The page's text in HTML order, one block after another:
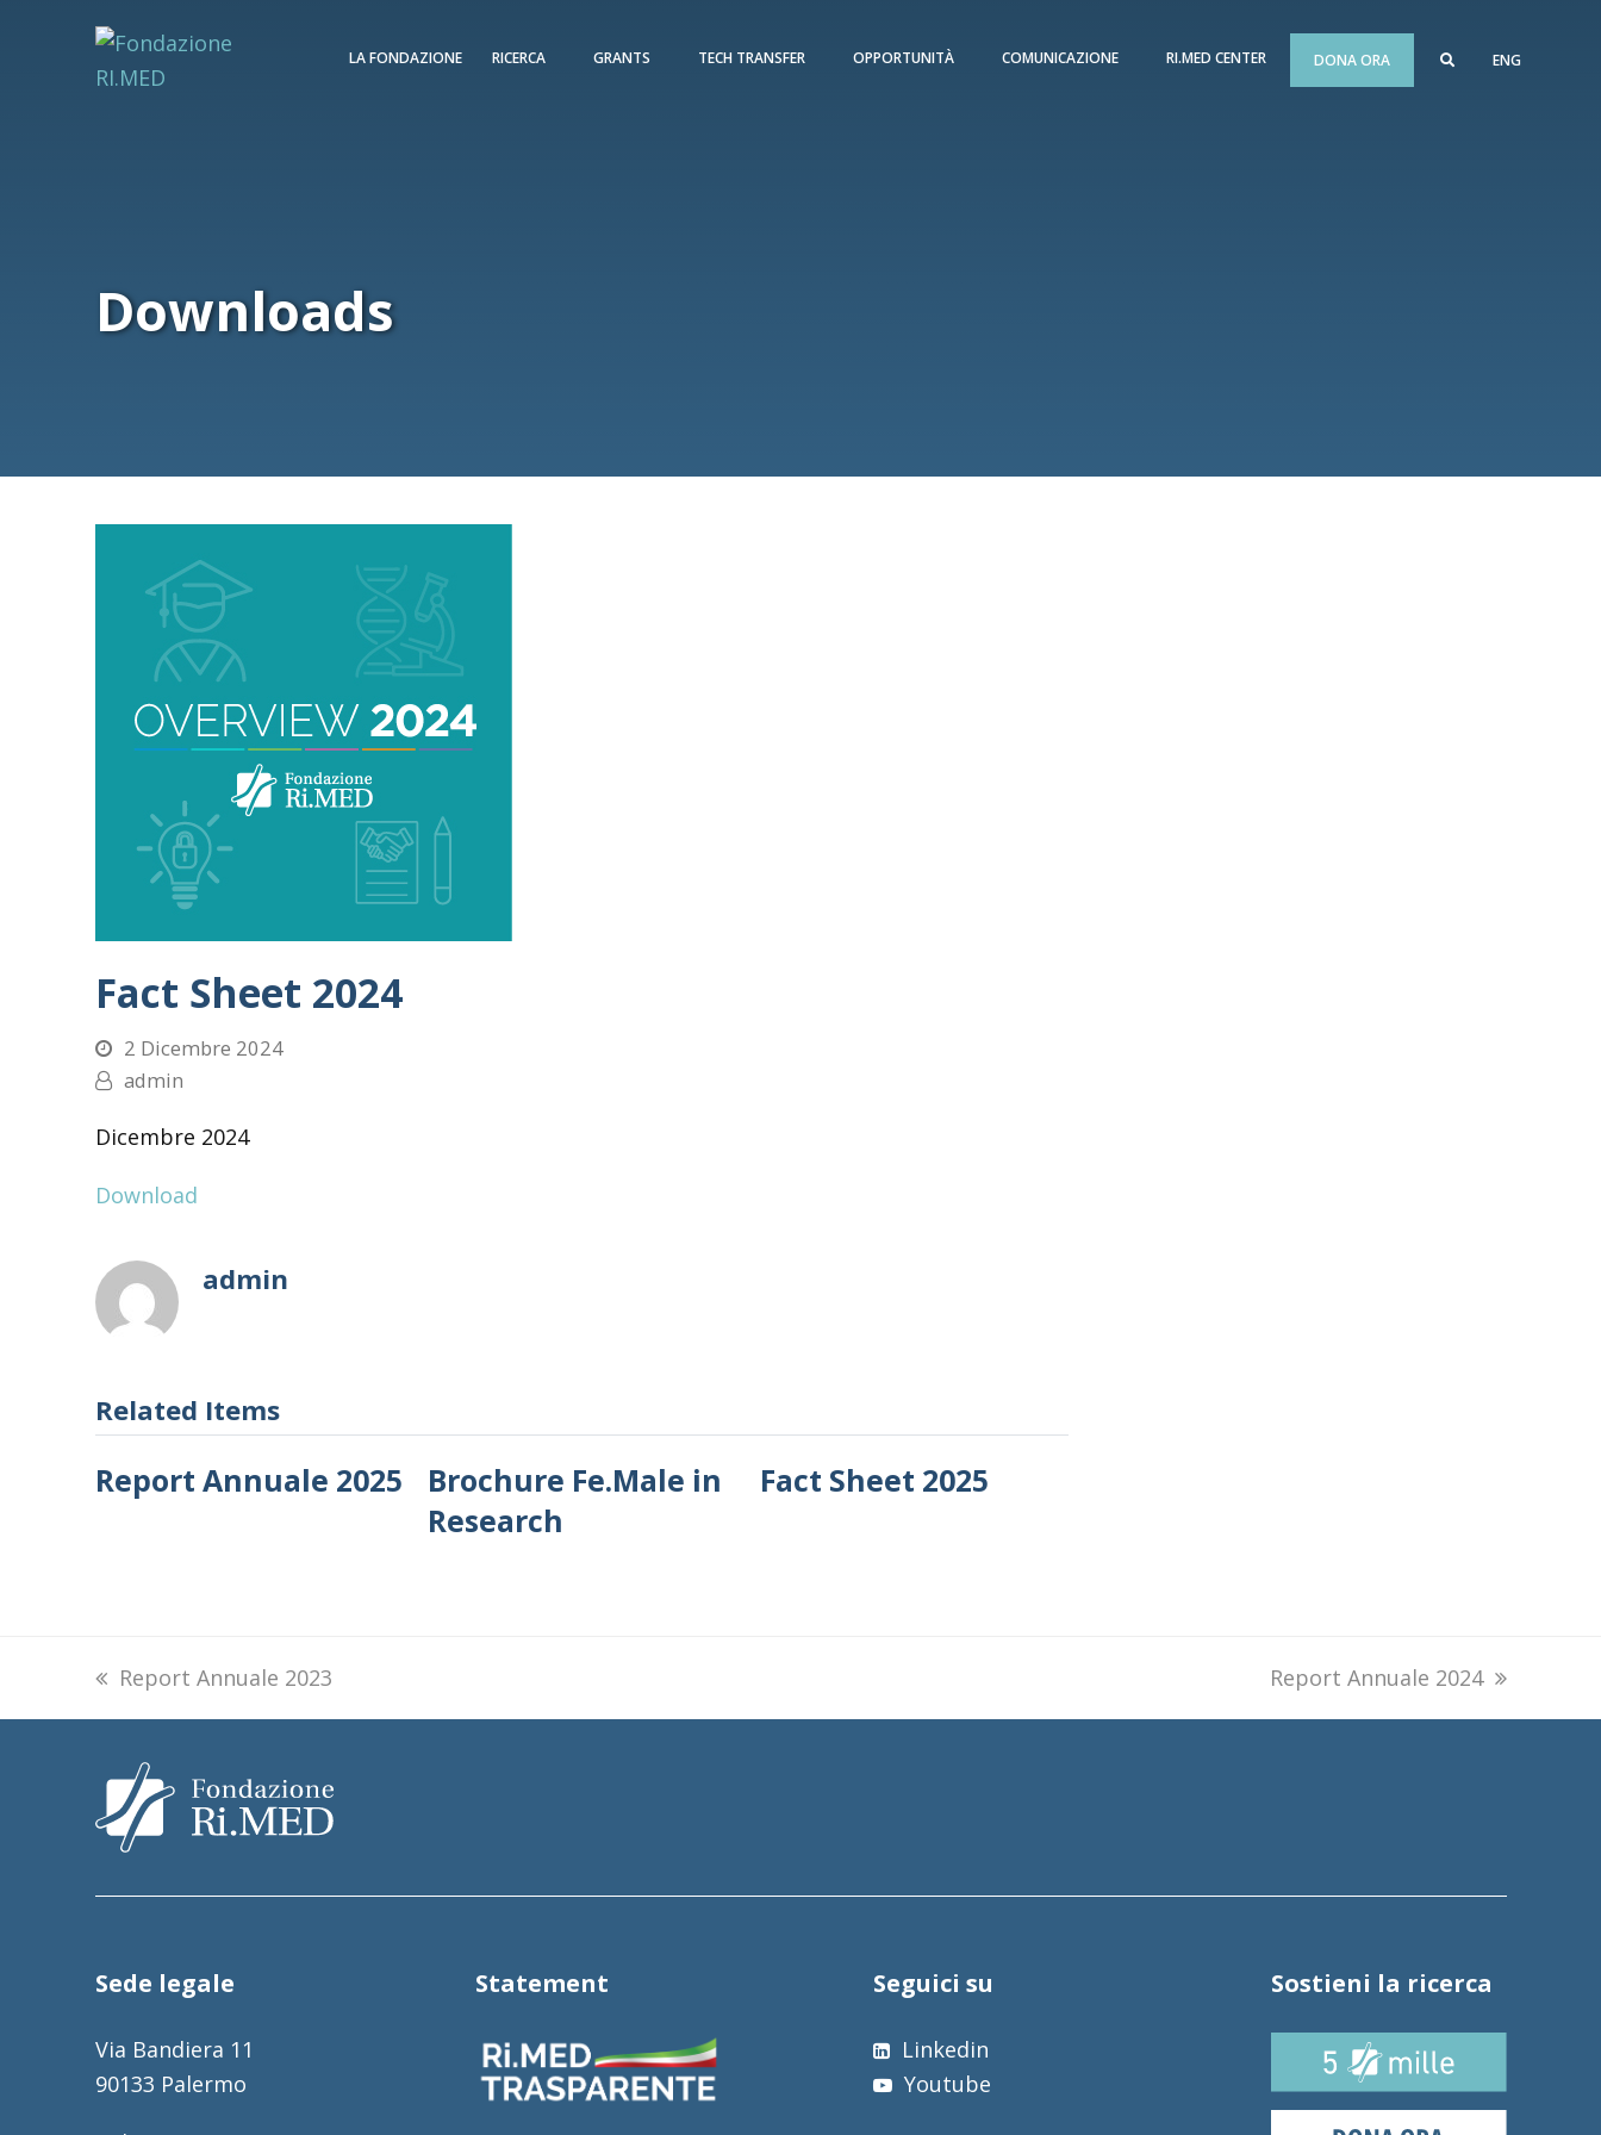
LA FONDAZIONE RICERCA GRANTS TECH TRANSFER OPPORTUNITÀ COMUNICAZIONE RI.MED CENTER DONA ORA ENG
Downloads
Fact Sheet 2024
2 Dicembre 2024
admin
Dicembre 2024
Download
admin
Related Items
Report Annuale 2025
Brochure Fe.Male in
Research
Fact Sheet 2025
previous
post:
Report Annuale 2023
next
post:
Report Annuale 2024
Sede legale
Via Bandiera 11
90133 Palermo
Statement Seguici su
Linkedin
Youtube
Sostieni la ricerca